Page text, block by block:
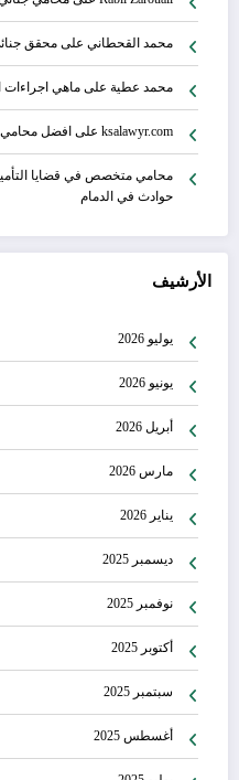
محمد القحطاني على محقق
محمد عطية على ماهي اجراءات
ksalawyr.com على افضل
محامي متخصص في قضايا
حوادث في الدمام
الأرشيف
يوليو 2026
يونيو 2026
أبريل 2026
مارس 2026
يناير 2026
ديسمبر 2025
نوفمبر 2025
أكتوبر 2025
سبتمبر 2025
أغسطس 2025